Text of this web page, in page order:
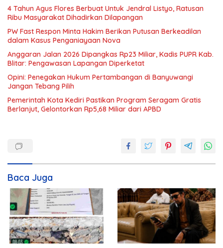
4 Tahun Agus Flores Berbuat Untuk Jendral Listyo, Ratusan
Ribu Masyarakat Dihadirkan Dilapangan
PW Fast Respon Minta Hakim Berikan Putusan Berkeadilan
dalam Kasus Penganiayaan Nova
Anggaran Jalan 2026 Dipangkas Rp23 Miliar, Kadis PUPR Kab.
Blitar: Pengawasan Lapangan Diperketat
Opini: Penegakan Hukum Pertambangan di Banyuwangi
Jangan Tebang Pilih
Pemerintah Kota Kediri Pastikan Program Seragam Gratis
Berlanjut, Gelontorkan Rp5,68 Miliar dari APBD
Baca Juga